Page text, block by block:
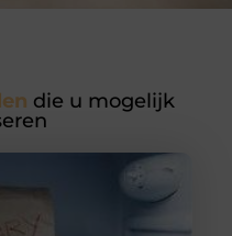
die u mogelijk